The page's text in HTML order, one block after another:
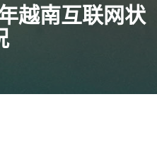
越南互联网状